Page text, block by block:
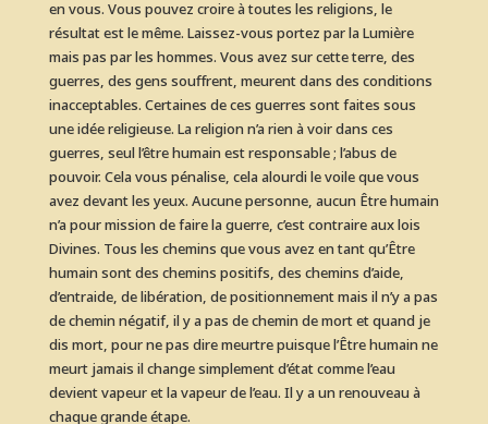
en vous. Vous pouvez croire à toutes les religions, le
résultat est le même. Laissez-vous portez par la Lumière
mais pas par les hommes. Vous avez sur cette terre, des
guerres, des gens souffrent, meurent dans des conditions
inacceptables. Certaines de ces guerres sont faites sous
une idée religieuse. La religion n’a rien à voir dans ces
guerres, seul l’être humain est responsable ; l’abus de
pouvoir. Cela vous pénalise, cela alourdi le voile que vous
avez devant les yeux. Aucune personne, aucun Être humain
n’a pour mission de faire la guerre, c’est contraire aux lois
Divines. Tous les chemins que vous avez en tant qu’Être
humain sont des chemins positifs, des chemins d’aide,
d’entraide, de libération, de positionnement mais il n’y a pas
de chemin négatif, il y a pas de chemin de mort et quand je
dis mort, pour ne pas dire meurtre puisque l’Être humain ne
meurt jamais il change simplement d’état comme l’eau
devient vapeur et la vapeur de l’eau. Il y a un renouveau à
chaque grande étape.